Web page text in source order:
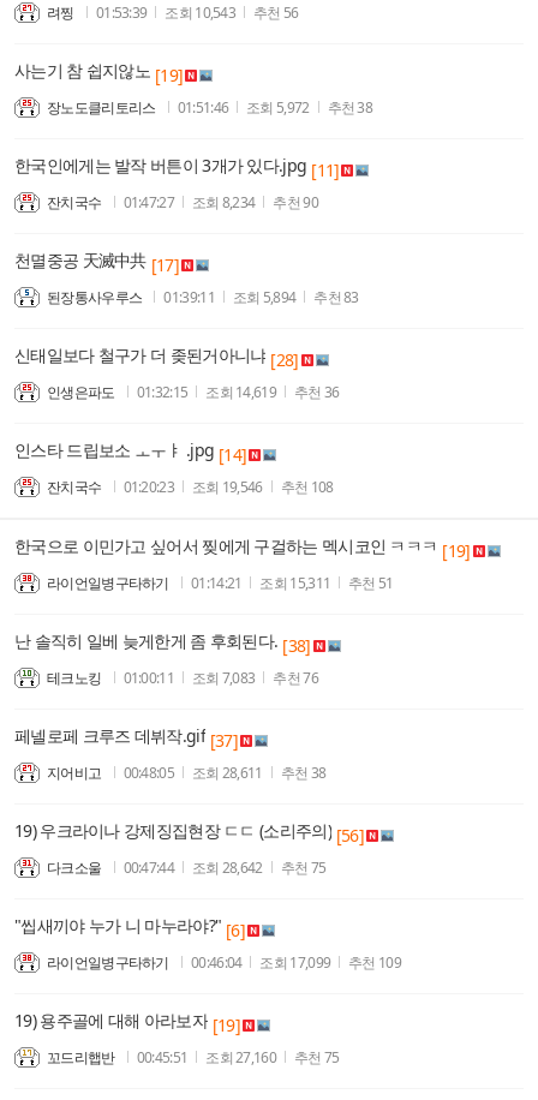
려찡 01:53:39 조회 10,543 추천 56
사는기 참 쉽지않노 [19]
장노도클리토리스 01:51:46 조회 5,972 추천38
한국인에게는 발작 버튼이 3개가 있다.jpg [11]
잔치국수 01:47:27 조회 8,234 추천90
천멸중공 天滅中共 [17]
된장통사우루스 01:39:11 조회 5,894 추천83
신태일보다 철구가 더 좆된거아니냐 [28]
인생은파도 01:32:15 조회 14,619 추천 36
인스타 드립보소 ㅗㅜㅑ .jpg [14]
잔치국수 01:20:23 조회 19,546 추천 108
한국으로 이민가고 싶어서 찢에게 구걸하는 멕시코인 ㅋㅋㅋ [19]
라이언일병구타하기 01:14:21 조회 15,311 추천 51
난 솔직히 일베 늦게한게 좀 후회된다. [38]
테크노킹 01:00:11 조회 7,083 추천76
페넬로페 크루즈 데뷔작.gif [37]
지어비고 00:48:05 조회 28,611 추천 38
19) 우크라이나 강제징집현장 ㄷㄷ (소리주의) [56]
다크소울 00:47:44 조회 28,642 추천 75
"씹새끼야 누가 니 마누라야?" [6]
라이언일병구타하기 00:46:04 조회 17,099 추천 109
19) 용주골에 대해 아라보자 [19]
꼬드리햅반 00:45:51 조회27,160 추천 75